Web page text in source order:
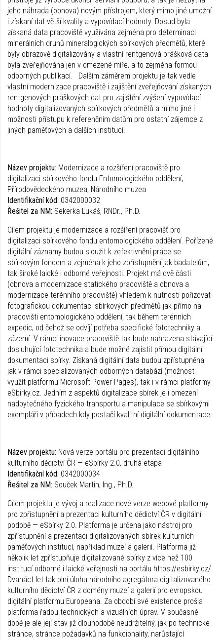
jeho náhrada (obnova) novým přístrojem, který mimo jiné umožní
i získaní dat větší kvality a vypovídací hodnoty. Dosud byla
získaná data pracoviště využívána zejména pro determinaci
minerálních druhů mineralogických sbírkových předmětů, které
byly obrazově digitalizovány a vlastní rentgenová prášková data
byla zveřejňována jen v omezené míře, a to zejména formou
odborných publikací. Dalším záměrem projektu je tak vedle
vlastní modernizace pracoviště i zajištění zveřejňování získaných
rentgenových práškových dat pro zajištění zvýšení vypovídací
hodnoty digitalizovaných sbírkových předmětů a mimo jiné i
možnosti přístupu k referenčním datům pro ostatní zájemce z
jiných paměťových a dalších institucí.
Název projektu: Modernizace a rozšíření pracoviště pro
digitalizaci sbírkového fondu Entomologického oddělení,
Přírodovědeckého muzea, Národního muzea
Identifikační kód: 0342000032
Řešitel za NM: Sekerka Lukáš, RNDr., Ph.D.
Cílem projektu je modernizace a rozšíření pracovišť pro
digitalizaci sbírkového fondu entomologického oddělení. Pořízené
digitální záznamy budou sloužit k zefektivnění práce se
sbírkovým fondem a zejména k jeho zpřístupnění jak badatelům,
tak široké laické i odborné veřejnosti. Projekt má dvě části
(obnova a modernizace statického pracoviště a obnova a
modernizace terénního pracoviště) vhledem k nutnosti pořizovat
fotografickou dokumentaci sbírkových předmětů jak přímo na
pracovišti entomologického oddělení, tak během terénních
expedic, od čehož se odvíjí potřeba specifické fototechniky a
zázemí. V rámci inovace pracoviště tak bude nahrazena stávající
dosluhující fototechnika a bude možné zajistit přímou digitální
dokumentaci sbírky. Získaná digitální data budou zpřístupněna
jak v rámci specializovaných odborných databází (možnost
využít platformu Microsoft Power Pages), tak i v rámci platformy
eSbirky.cz. Jedním z aspektů digitalizace sbírek je i omezení
nadbytečného fyzického transportu a manipulace se sbírkovými
exempláři v případech kdy postačí kvalitní digitální dokumentace.
Název projektu: Nová verze portálu pro prezentaci digitálního
kulturního dědictví ČR — eSbírky 2.0, druhá etapa
Identifikační kód: 0342000034
Řešitel za NM: Souček Martin, Ing., Ph.D.
Cílem projektu je vývoj a realizace nové verze webové platformy
pro zpřístupnění a prezentaci kulturního dědictví ČR v digitální
podobě — eSbírky 2.0. Platforma je určena jako nástroj pro
zpřístupnění a prezentaci digitalizovaných sbírek kulturních
paměťových institucí, například muzeí a galerií. Platforma již
několik let zpřístupňuje digitalizované sbírky z více než 100
institucí odborné i laické veřejnosti na portálu https://esbirky.cz/.
Dvanáct let tak plní úlohu národního agregátora digitalizovaného
kulturního dědictví ČR z domény muzeí a galerií pro evropskou
digitální platformu Europeana. Za období své existence prošla
platforma řadou technických a vizuálních úprav. V současné
době je ale její stav již dlouhodobě neudržitelný, jak po technické
stránce, stránce požadavků na funkcionality, narůstající